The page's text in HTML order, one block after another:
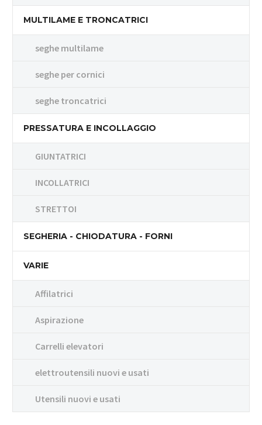
MULTILAME E TRONCATRICI
seghe multilame
seghe per cornici
seghe troncatrici
PRESSATURA E INCOLLAGGIO
GIUNTATRICI
INCOLLATRICI
STRETTOI
SEGHERIA - CHIODATURA - FORNI
VARIE
Affilatrici
Aspirazione
Carrelli elevatori
elettroutensili nuovi e usati
Utensili nuovi e usati